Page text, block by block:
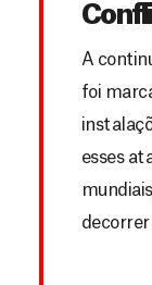
A
foi
esses
decorrer